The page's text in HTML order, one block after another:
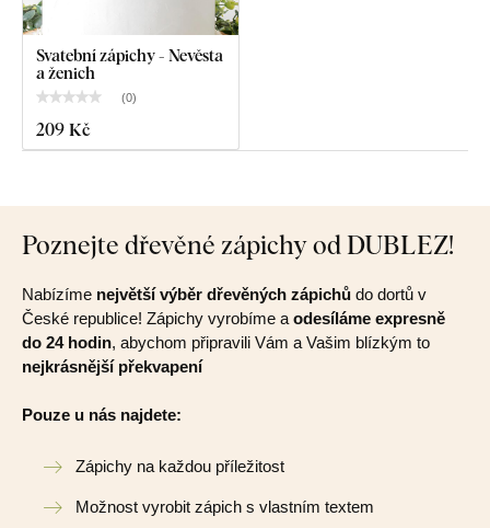
Svatební zápichy - Nevěsta
a ženich
(0)
209 Kč
Poznejte dřevěné zápichy od DUBLEZ!
Nabízíme největší výběr dřevěných zápichů do dortů v
České republice! Zápichy vyrobíme a odesíláme expresně
do 24 hodin, abychom připravili Vám a Vašim blízkým to
nejkrásnější překvapení
Pouze u nás najdete:
Zápichy na každou příležitost
Možnost vyrobit zápich s vlastním textem